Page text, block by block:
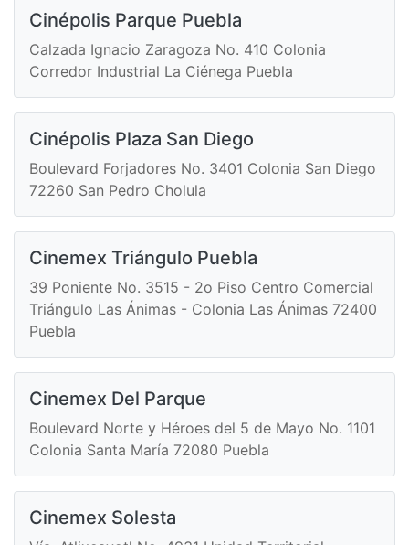
Cinépolis Parque Puebla
Calzada Ignacio Zaragoza No. 410 Colonia
Corredor Industrial La Ciénega Puebla
Cinépolis Plaza San Diego
Boulevard Forjadores No. 3401 Colonia San Diego
72260 San Pedro Cholula
Cinemex Triángulo Puebla
39 Poniente No. 3515 - 2o Piso Centro Comercial
Triángulo Las Ánimas - Colonia Las Ánimas 72400
Puebla
Cinemex Del Parque
Boulevard Norte y Héroes del 5 de Mayo No. 1101
Colonia Santa María 72080 Puebla
Cinemex Solesta